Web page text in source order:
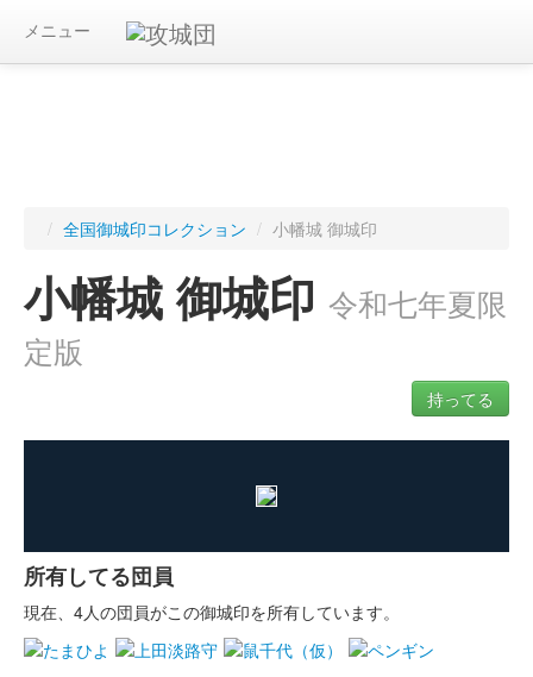
メニュー
/ 全国御城印コレクション / 小幡城 御城印
小幡城 御城印 令和七年夏限
定版
持ってる
所有してる団員
現在、4人の団員がこの御城印を所有しています。